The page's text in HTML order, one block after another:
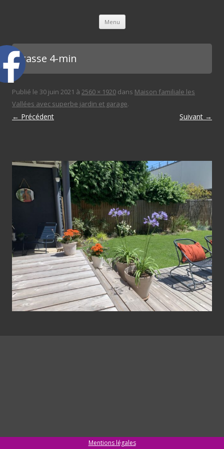
Menu Aller au contenu principal
terasse 4-min
Publié le 30 juin 2021 à 2560 × 1920 dans Maison familiale les
Vallées avec superbe jardin et garage.
← Précédent Suivant →
Mentions légales